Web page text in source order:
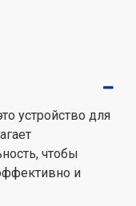
его очистку
и 1
устройство для
чтобы
и